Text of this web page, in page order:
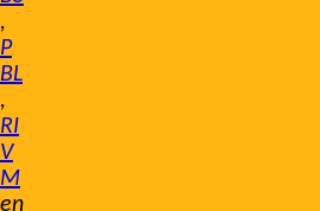
,
P
BL
,
RI
V
M
en